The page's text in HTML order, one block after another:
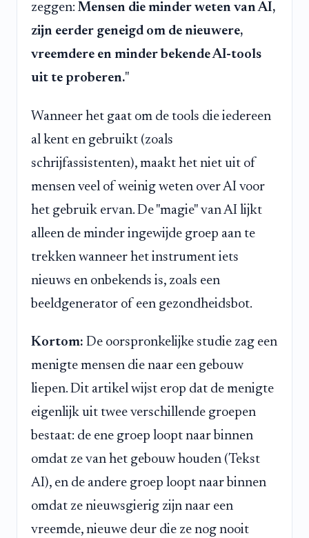
zeggen: Mensen die minder weten van AI,
zijn eerder geneigd om de nieuwere,
vreemdere en minder bekende AI-tools
uit te proberen."
Wanneer het gaat om de tools die iedereen
al kent en gebruikt (zoals
schrijfassistenten), maakt het niet uit of
mensen veel of weinig weten over AI voor
het gebruik ervan. De "magie" van AI lijkt
alleen de minder ingewijde groep aan te
trekken wanneer het instrument iets
nieuws en onbekends is, zoals een
beeldgenerator of een gezondheidsbot.
Kortom: De oorspronkelijke studie zag een
menigte mensen die naar een gebouw
liepen. Dit artikel wijst erop dat de menigte
eigenlijk uit twee verschillende groepen
bestaat: de ene groep loopt naar binnen
omdat ze van het gebouw houden (Tekst
AI), en de andere groep loopt naar binnen
omdat ze nieuwsgierig zijn naar een
vreemde, nieuwe deur die ze nog nooit